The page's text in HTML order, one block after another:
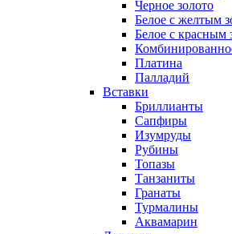
Черное золото
Белое с желтым
Белое с красным
Платина
Палладий
Вставки
Бриллианты
Сапфиры
Изумруды
Рубины
Топазы
Танзаниты
Гранаты
Турмалины
Аквамарин